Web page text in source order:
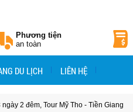
Phương tiện
an toàn
DU LỊCH LIÊN HỆ
ngày 2 đêm, Tour Mỹ Tho - Tiền Giang